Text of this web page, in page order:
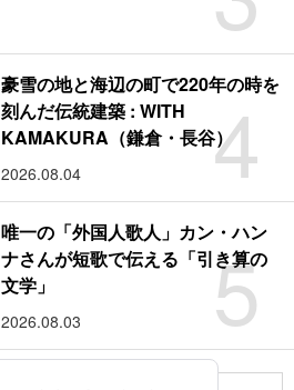
4
豪雪の地と海辺の町で220年の時を
刻んだ伝統建築 : WITH
KAMAKURA（鎌倉・長谷）
2026.08.04
5
唯一の「外国人歌人」カン・ハン
ナさんが短歌で伝える「引き算の
文学」
2026.08.03